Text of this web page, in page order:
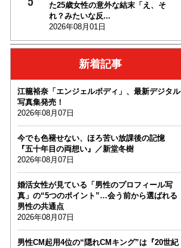
た25歳女性の意外な結末「え、そ
れ？みたいな反...
2026年08月01日
新着記事
江籠裕奈「エンジェルボディ」、最新デジタル
写真集発売！
2026年08月07日
今でも色褪せない、ほろ苦い放課後の記憶
『五十年目の両想い』／新堂冬樹
2026年08月07日
婚活女性が見ている「男性のプロフィール写
真」の“5つのポイント”…会う前から選ばれる
男性の共通点
2026年08月07日
男性CM起用4位の“隠れCMキング”は『20世紀